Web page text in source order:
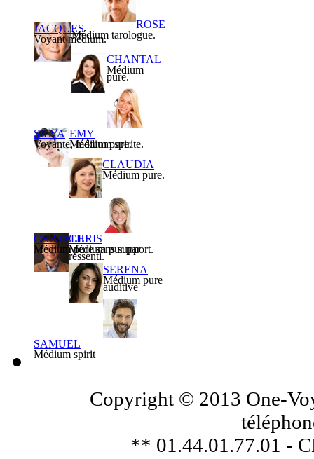
JACQUES
Voyant médium.
ROSE
Médium tarologue.
CHANTAL
Médium
pure.
SILVA
Voyante, médium spirite.
EMY
Médium pure.
CLAUDIA
Médium pure.
CHATELLE
Médium pure sans support.
CHRIS
Médium pur par
ressenti.
SERENA
Médium pure
auditive
SAMUEL
Médium spirit
Copyright © 2013 One-
** 01.44.01.77.01 -